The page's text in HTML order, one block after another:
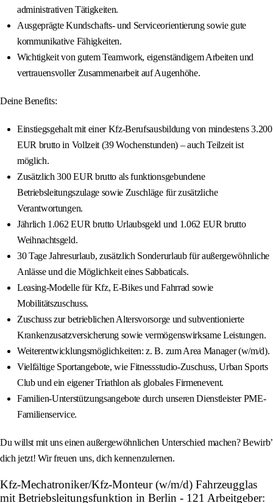
administrativen Tätigkeiten.
Ausgeprägte Kundschafts- und Serviceorientierung sowie gute
kommunikative Fähigkeiten.
Wichtigkeit von gutem Teamwork, eigenständigem Arbeiten und
vertrauensvoller Zusammenarbeit auf Augenhöhe.
Deine Benefits:
Einstiegsgehalt mit einer Kfz-Berufsausbildung von mindestens 3.200
EUR brutto in Vollzeit (39 Wochenstunden) – auch Teilzeit ist
möglich.
Zusätzlich 300 EUR brutto als funktionsgebundene
Betriebsleitungszulage sowie Zuschläge für zusätzliche
Verantwortungen.
Jährlich 1.062 EUR brutto Urlaubsgeld und 1.062 EUR brutto
Weihnachtsgeld.
30 Tage Jahresurlaub, zusätzlich Sonderurlaub für außergewöhnliche
Anlässe und die Möglichkeit eines Sabbaticals.
Leasing-Modelle für Kfz, E-Bikes und Fahrrad sowie
Mobilitätszuschuss.
Zuschuss zur betrieblichen Altersvorsorge und subventionierte
Krankenzusatzversicherung sowie vermögenswirksame Leistungen.
Weiterentwicklungsmöglichkeiten: z. B. zum Area Manager (w/m/d).
Vielfältige Sportangebote, wie Fitnessstudio-Zuschuss, Urban Sports
Club und ein eigener Triathlon als globales Firmenevent.
Familien-Unterstützungsangebote durch unseren Dienstleister PME-
Familienservice.
Du willst mit uns einen außergewöhnlichen Unterschied machen? Bewirb’
dich jetzt! Wir freuen uns, dich kennenzulernen.
Kfz-Mechatroniker/Kfz-Monteur (w/m/d) Fahrzeugglas
mit Betriebsleitungsfunktion in Berlin - 121 Arbeitgeber: